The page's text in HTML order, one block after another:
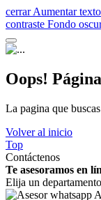
cerrar Aumentar texto
contraste Fondo
Oops!
La pagina que
Volver al inicio
Top
Contáctenos
Te asesoramos en
Elija un departamento